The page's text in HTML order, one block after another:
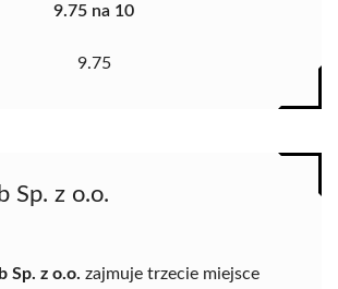
9.75 na 10
9.75
Sp. z o.o.
Sp. z o.o. zajmuje trzecie miejsce